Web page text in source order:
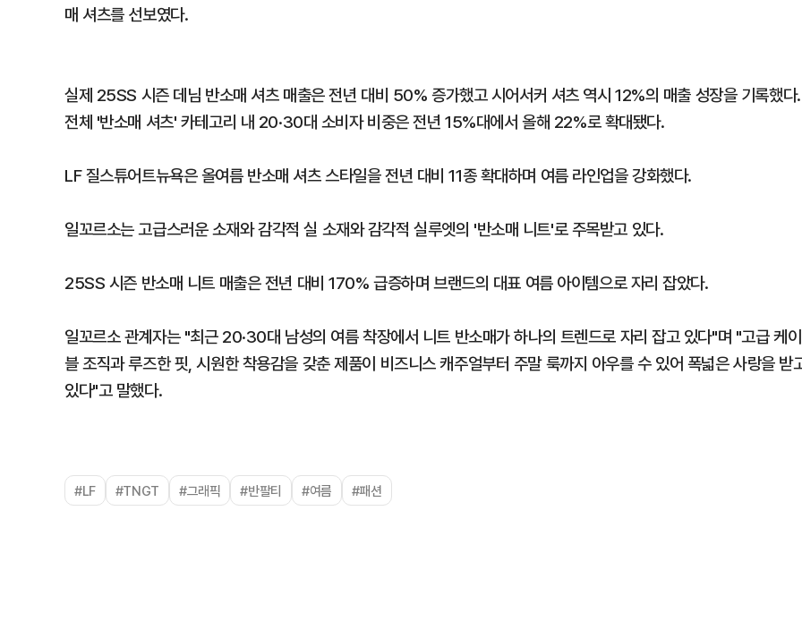
매 셔츠를 선보였다.
실제 25SS 시즌 데님 반소매 셔츠 매출은 전년 대비 50% 증가했고 시어서커 셔츠 역시 12%의 매출 성장을 기록했다.
전체 '반소매 셔츠' 카테고리 내 20·30대 소비자 비중은 전년 15%대에서 올해 22%로 확대됐다.
LF 질스튜어트뉴욕은 올여름 반소매 셔츠 스타일을 전년 대비 11종 확대하며 여름 라인업을 강화했다.
일꼬르소는 고급스러운 소재와 감각적 실 소재와 감각적 실루엣의 '반소매 니트'로 주목받고 있다.
25SS 시즌 반소매 니트 매출은 전년 대비 170% 급증하며 브랜드의 대표 여름 아이템으로 자리 잡았다.
일꼬르소 관계자는 "최근 20·30대 남성의 여름 착장에서 니트 반소매가 하나의 트렌드로 자리 잡고 있다"며 "고급 케이
블 조직과 루즈한 핏, 시원한 착용감을 갖춘 제품이 비즈니스 캐주얼부터 주말 룩까지 아우를 수 있어 폭넓은 사랑을 받
있다"고 말했다.
#LF #TNGT #그래픽 #반팔티 #여름 #패션